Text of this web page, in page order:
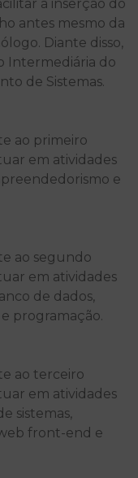
a inserção do
antes mesmo da
Diante disso,
Intermediária do
de Sistemas.
ao primeiro
em atividades
e
ao segundo
em atividades
de dados,
programação.
ao terceiro
em atividades
sistemas,
front-end e